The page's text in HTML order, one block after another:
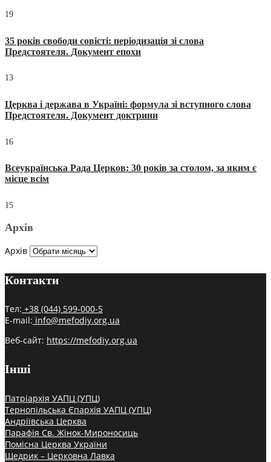
19
35 років свободи совісті: періодизація зі слова
Предстоятеля. Документ епохи
13
Церква і держава в Україні: формула зі вступного слова
Предстоятеля. Документ доктрини
16
Всеукраїнська Рада Церков: 30 років за столом, за яким є
місце всім
15
Архів
Архів
Контакти
Тел: +38 (044) 599-000-5
E-mail: info@mefodiy.org.ua
Веб-сайт: https://mefodiy.org.ua
Інші
Патріархія УАПЦ (УПЦ)
Тернопільська Єпархія УАПЦ (УПЦ)
Андріївська Церква
Парафія Св. Жінок-Мироносиць
Помісна Церква України
Щедрик – Церковна Лавка